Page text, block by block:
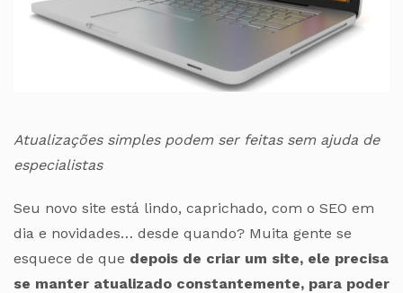
Atualizações simples podem ser feitas sem ajuda de
especialistas
Seu novo site está lindo, caprichado, com o SEO em
dia e novidades… desde quando? Muita gente se
esquece de que depois de criar um site, ele precisa
se manter atualizado constantemente, para poder